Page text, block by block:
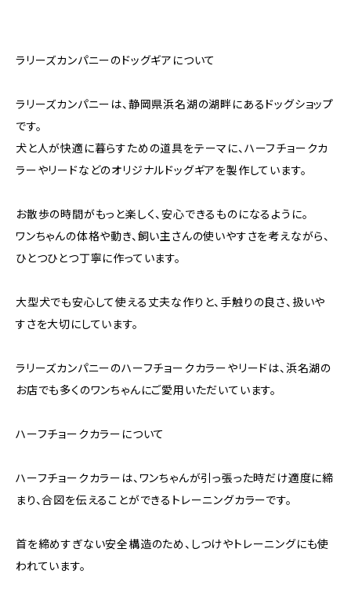
ラリーズカンパニーのドッグギアについて
ラリーズカンパニーは、静岡県浜名湖の湖畔にあるドッグショップ
です。
犬と人が快適に暮らすための道具をテーマに、ハーフチョークカ
ラーやリードなどのオリジナルドッグギアを製作しています。
お散歩の時間がもっと楽しく、安心できるものになるように。
ワンちゃんの体格や動き、飼い主さんの使いやすさを考えながら、
ひとつひとつ丁寧に作っています。
大型犬でも安心して使える丈夫な作りと、手触りの良さ、扱いや
すさを大切にしています。
ラリーズカンパニーのハーフチョークカラーやリードは、浜名湖の
お店でも多くのワンちゃんにご愛用いただいています。
ハーフチョークカラーについて
ハーフチョークカラーは、ワンちゃんが引っ張った時だけ適度に締
まり、合図を伝えることができるトレーニングカラーです。
首を締めすぎない安全構造のため、しつけやトレーニングにも使
われています。